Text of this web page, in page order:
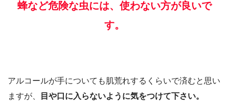
蜂など危険な虫には、使わない方が良いで
す。
アルコールが手についても肌荒れするくらいで済むと思い
ますが、
目や口に入らないように気をつけて下さい。